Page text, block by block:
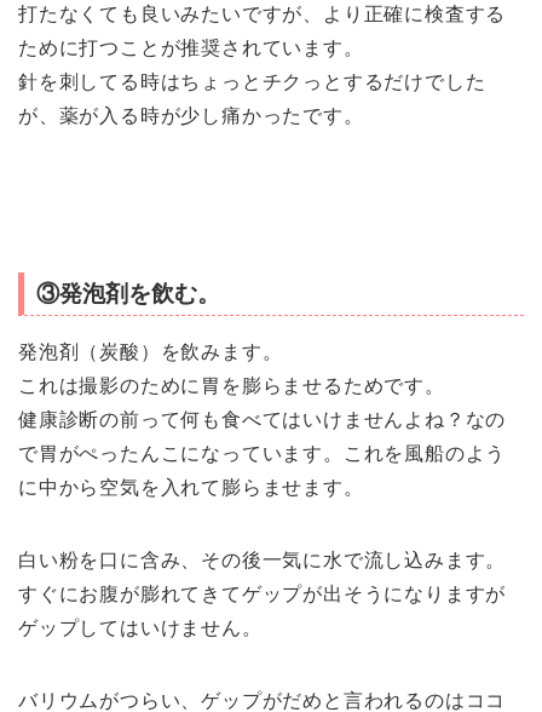
打たなくても良いみたいですが、より正確に検査する
ために打つことが推奨されています。
針を刺してる時はちょっとチクっとするだけでした
が、薬が入る時が少し痛かったです。
③発泡剤を飲む。
発泡剤（炭酸）を飲みます。
これは撮影のために胃を膨らませるためです。
健康診断の前って何も食べてはいけませんよね？なの
で胃がぺったんこになっています。これを風船のよう
に中から空気を入れて膨らませます。
白い粉を口に含み、その後一気に水で流し込みます。
すぐにお腹が膨れてきてゲップが出そうになりますが
ゲップしてはいけません。
バリウムがつらい、ゲップがだめと言われるのはココ